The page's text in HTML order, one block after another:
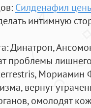
Силденафил
интимную
: Динатроп,
проблемы
Мориамин
вернут
омолодят